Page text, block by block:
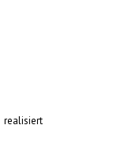
realisiert